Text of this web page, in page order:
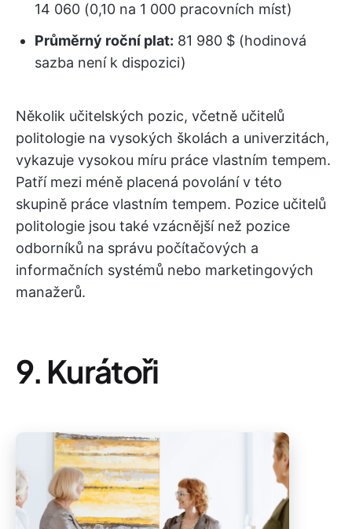
14 060 (0,10 na 1 000 pracovních míst)
Průměrný roční plat: 81 980 $ (hodinová
sazba není k dispozici)
Několik učitelských pozic, včetně učitelů
politologie na vysokých školách a univerzitách,
vykazuje vysokou míru práce vlastním tempem.
Patří mezi méně placená povolání v této
skupině práce vlastním tempem. Pozice učitelů
politologie jsou také vzácnější než pozice
odborníků na správu počítačových a
informačních systémů nebo marketingových
manažerů.
9. Kurátoři